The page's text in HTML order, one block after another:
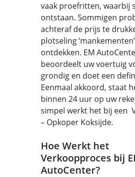
vaak proefritten, waarbij
ontstaan. Sommigen
achteraf de prijs te
plotseling
ontdekken. EM
beoordeelt uw voertuig
grondig en doet een
Eenmaal akkoord, staat
binnen 24 uur op uw
simpel werkt het bij een
– Opkoper Koksijde.
Hoe Werkt het
Verkoopproces bij
AutoCenter?